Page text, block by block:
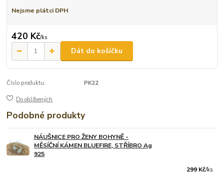
Nejsme plátci DPH
420 Kč/ks
Dát do košíčku
Číslo produktu: PK22
Do oblíbených
Podobné produkty
NÁUŠNICE PRO ŽENY BOHYNĚ -
MĚSÍČNÍ KÁMEN BLUEFIRE, STŘÍBRO Ag
925
299 Kč/ks